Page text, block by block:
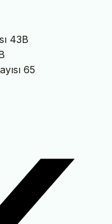
43B
65